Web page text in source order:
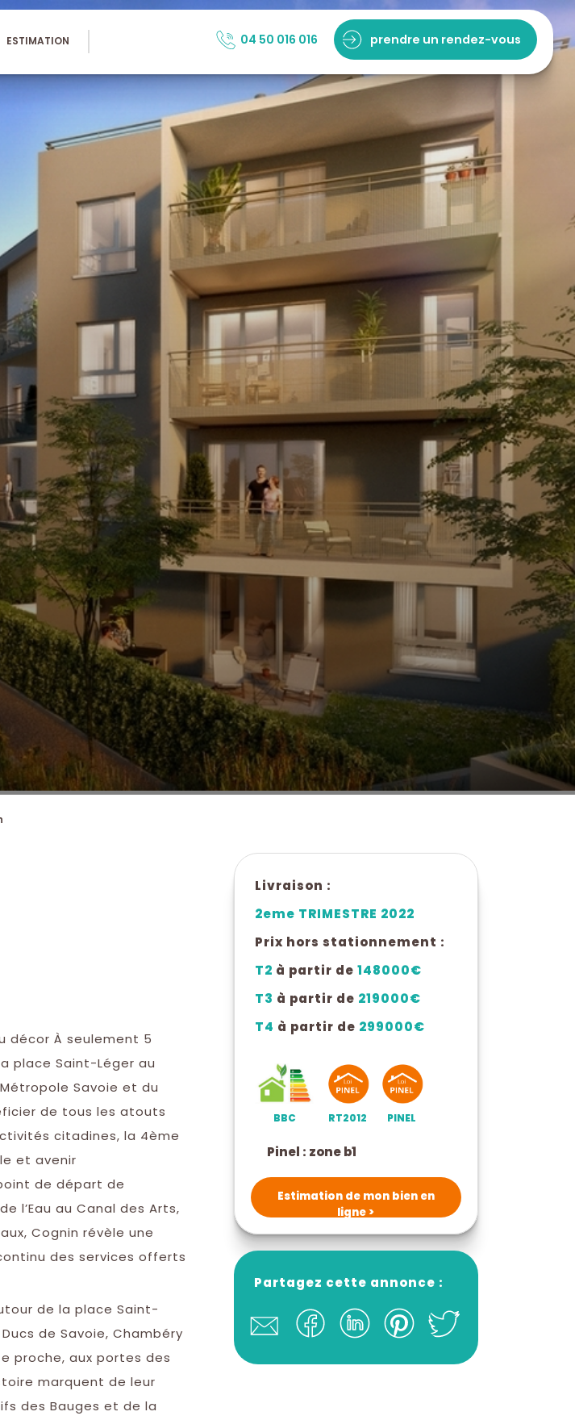
ESTIMATION 04 50 016 016 prendre un rendez-vous
décor À seulement 5
place Saint-Léger au
Savoie et du
de tous les atouts
citadines, la 4ème
et avenir
de départ de
l’Eau au Canal des Arts,
Cognin révèle une
des services offerts
de la place Saint-
de Savoie, Chambéry
proche, aux portes des
marquent de leur
des Bauges et de la
Livraison :
2eme TRIMESTRE 2022
Prix hors stationnement :
T2 à partir de 148000€
T3 à partir de 219000€
T4 à partir de 299000€
BBC RT2012 PINEL
pinel : zone b1
Estimation de mon bien en
ligne >
Partagez cette annonce :